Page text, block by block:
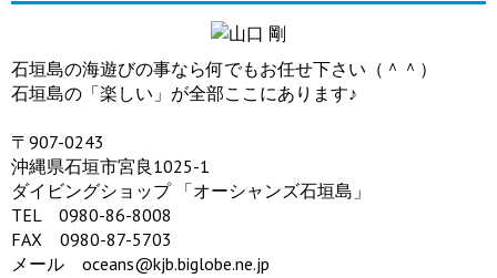
石垣島の海遊びの事なら何でもお任せ下さい（＾＾）
石垣島の「楽しい」が全部ここにあります♪
〒907-0243
沖縄県石垣市宮良1025-1
ダイビングショップ 「オーシャンズ石垣島」
TEL 0980-86-8008
FAX 0980-87-5703
メール oceans@kjb.biglobe.ne.jp